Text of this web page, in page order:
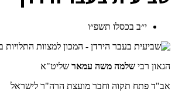
י״ב בכסלו תשפ״ו
הגאון רבי שלמה משה עמאר שליט"א
אב"ד פתח תקוה וחבר מועצת הרה"ר לישראל